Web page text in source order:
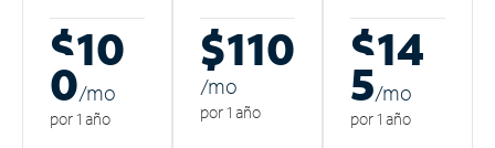
$10
0/mo
por 1 año
$110
/mo
por 1 año
$14
5/mo
por 1 año